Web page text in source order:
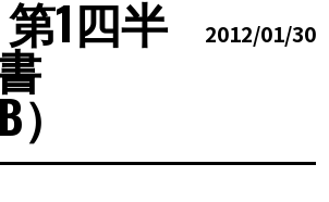
1四半 2012/01/30